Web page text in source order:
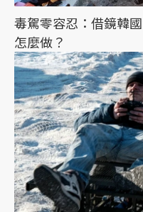
毒駕零容忍：借鏡韓
怎麼做？